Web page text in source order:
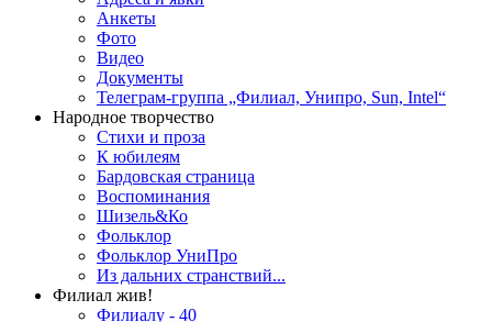
Анкеты
Фото
Видео
Документы
Телеграм-группа „Филиал, Унипро, Sun, Intel“
Народное творчество
Стихи и проза
К юбилеям
Бардовская страница
Воспоминания
Шизель&Ко
Фольклор
Фольклор УниПро
Из дальних странствий...
Филиал жив!
Филиалу - 40